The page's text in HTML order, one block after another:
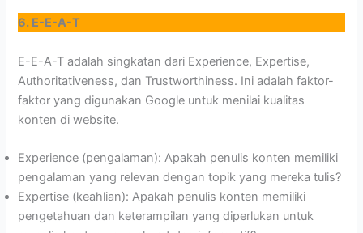
6. E-E-A-T
E-E-A-T adalah singkatan dari Experience, Expertise,
Authoritativeness, dan Trustworthiness. Ini adalah faktor-
faktor yang digunakan Google untuk menilai kualitas
konten di website.
Experience (pengalaman): Apakah penulis konten memiliki
pengalaman yang relevan dengan topik yang mereka tulis?
Expertise (keahlian): Apakah penulis konten memiliki
pengetahuan dan keterampilan yang diperlukan untuk